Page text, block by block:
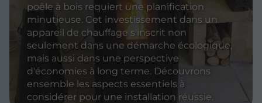
poêle à bois requiert une planification
minutieuse. Cet investissement dans un
appareil de chauffage s'inscrit non
seulement dans une démarche écologique,
mais aussi dans une perspective
d'économies à long terme. Découvrons
ensemble les aspects essentiels à
considérer pour une installation réussie.